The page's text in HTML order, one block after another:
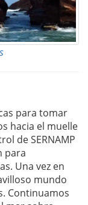
para tomar
hacia el muelle
de SERNAMP
para
Una vez en
mundo
Continuamos